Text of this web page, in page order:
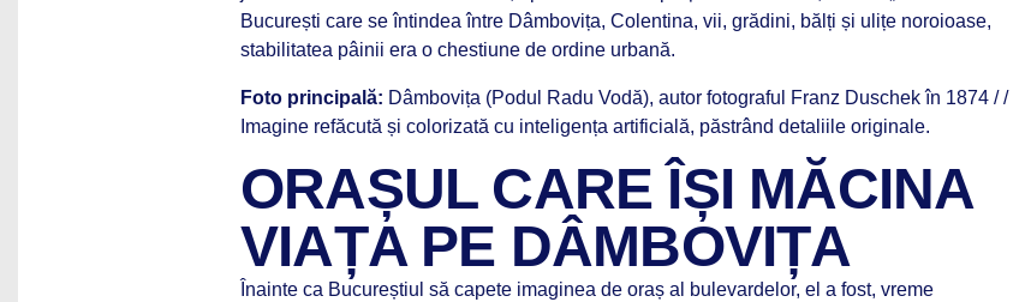
București care se întindea între Dâmbovița, Colentina, vii, grădini, bălți și ulițe noroioase,
stabilitatea pâinii era o chestiune de ordine urbană.
Foto principală: Dâmbovița (Podul Radu Vodă), autor fotograful Franz Duschek în 1874 / /
Imagine refăcută și colorizată cu inteligența artificială, păstrând detaliile originale.
ORAȘUL CARE ÎȘI MĂCINA
VIAȚA PE DÂMBOVIȚA
Înainte ca Bucureștiul să capete imaginea de oraș al bulevardelor, el a fost, vreme